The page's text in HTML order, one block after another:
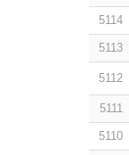
5114
5113
5112
5111
5110